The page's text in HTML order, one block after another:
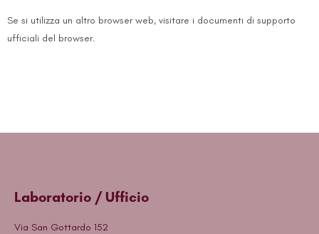
Se si utilizza un altro browser web, visitare i documenti di supporto
ufficiali del browser.
Laboratorio / Ufficio
Via San Gottardo 152